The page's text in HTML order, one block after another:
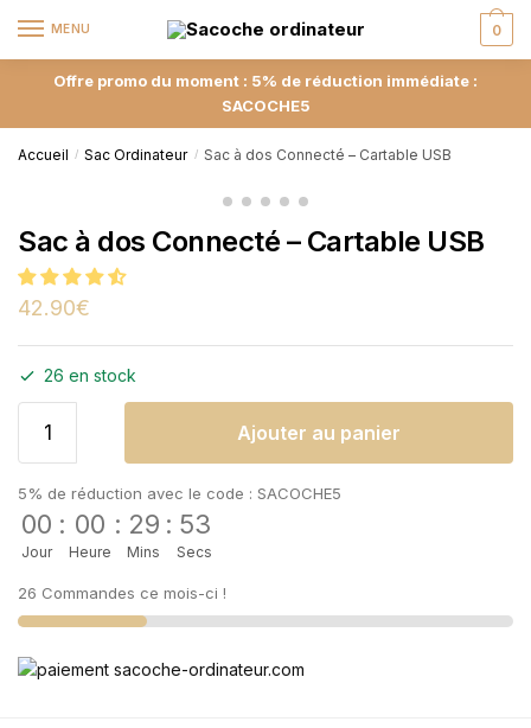
MENU 0
Offre promo du moment : 5% de réduction immédiate :
SACOCHE5
Accueil / Sac Ordinateur / Sac à dos Connecté – Cartable USB
Sac à dos Connecté – Cartable USB
42.90€
26 en stock
Ajouter au panier
5% de réduction avec le code : SACOCHE5
00
Jour
: 00
Heure
: 29
Mins
: 53
Secs
26 Commandes ce mois-ci !